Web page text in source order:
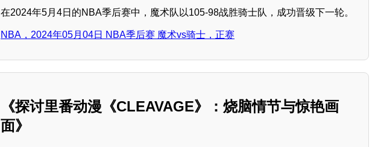
在2024年5月4日的NBA季后赛中，魔术队以105-98战胜骑士队，成功晋级下一轮。
NBA，2024年05月04日 NBA季后赛 魔术vs骑士，正赛
《探讨里番动漫《CLEAVAGE》：烧脑情节与惊艳画
面》